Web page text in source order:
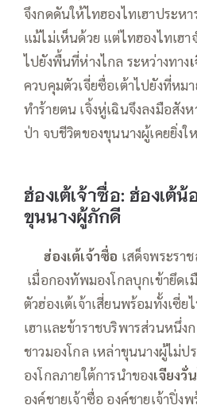
จึงกดดันให้ไทฮองไทเฮาประห
แม้ไม่เห็นด้วย แต่ไทฮองไทเฮา
ไปยังพื้นที่ห่างไกล ระหว่างทาง
ควบคุมตัวเจี่ยซื่อเต้าไปยังที่หม
ทำร้ายตน เจิ้งหู่เฉินจึงลงมือสัง
ป่า จบชีวิตของขุนนางผู้เคยยิ่ง
ฮ่องเต้เจ้าซื่อ: ฮ่องเต้
ขุนนางผู้ภักดี
—–ฮ่องเต้เจ้าซื่อ เสด็จพระรา
เมื่อกองทัพมองโกลบุกเข้ายึด
ตัวฮ่องเต้เจ้าเสี่ยนพร้อมทั้งเซี่ย
เฮาและข้าราชบริพารส่วนหนึ่ง
ชาวมองโกล เหล่าขุนนางผู้ไม่
องโกลภายใต้การนำของเจียงวั่
องค์ชายเจ้าซื่อ องค์ชายเจ้าปิ่ง